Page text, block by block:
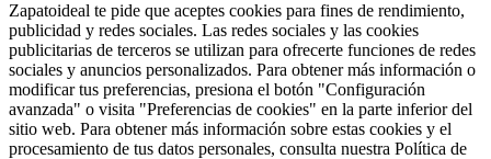
Zapatoideal te pide que aceptes cookies para fines de rendimiento,
publicidad y redes sociales. Las redes sociales y las cookies
publicitarias de terceros se utilizan para ofrecerte funciones de redes
sociales y anuncios personalizados. Para obtener más información o
modificar tus preferencias, presiona el botón "Configuración
avanzada" o visita "Preferencias de cookies" en la parte inferior del
sitio web. Para obtener más información sobre estas cookies y el
procesamiento de tus datos personales, consulta nuestra Política de